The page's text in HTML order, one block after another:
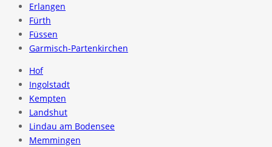
Erlangen
Fürth
Füssen
Garmisch-Partenkirchen
Hof
Ingolstadt
Kempten
Landshut
Lindau am Bodensee
Memmingen